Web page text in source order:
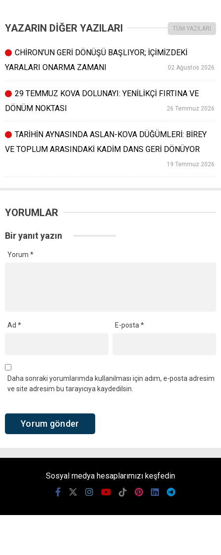
YAZARIN DİĞER YAZILARI TÜM YAZILARI
CHİRON’UN GERİ DÖNÜŞÜ BAŞLIYOR; İÇİMİZDEKİ
YARALARI ONARMA ZAMANI
02 Ağustos 2026
29 TEMMUZ KOVA DOLUNAYI: YENİLİKÇİ FIRTINA VE
DÖNÜM NOKTASI
26 Temmuz 2026
TARİHİN AYNASINDA ASLAN-KOVA DÜĞÜMLERİ: BİREY
VE TOPLUM ARASINDAKİ KADİM DANS GERİ DÖNÜYOR
19 Temmuz 2026
YORUMLAR
Bir yanıt yazın
Yorum *
Ad * E-posta*
Daha sonraki yorumlarımda kullanılması için adım, e-posta adresim
ve site adresim bu tarayıcıya kaydedilsin.
Sosyal medya hesaplarımızı keşfedin